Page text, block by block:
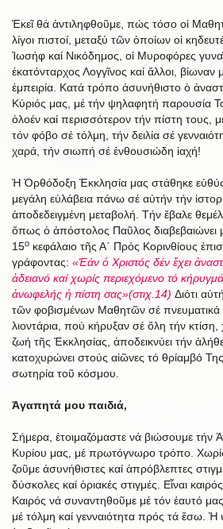
Ἐκεῖ θά ἀντιληφθοῦμε, πώς τόσο οἱ
λίγοι πιστοί, μεταξύ τῶν ὁποίων οἱ
Ἰωσήφ καί Νικόδημος, οἱ Μυροφόρες
ἑκατόνταρχος Λογγῖνος καί ἄλλοι,
ἐμπειρία. Κατά τρόπο ἀσυνήθιστο ὁ
Κύριός μας, μέ τήν ψηλαφητή παρουσία
ὁλοέν καί περισσότερον τήν πίστη τους,
τόν φόβο σέ τόλμη, τήν δειλία σέ
χαρά, τήν σιωπή σέ ἐνθουσιώδη ἰαχή!
Ἡ Ὀρθόδοξη Ἐκκλησία μας στάθηκε
μεγάλη εὐλάβεια πάνω σέ αὐτήν τήν
ἀποδεδειγμένη μεταβολή. Τήν ἔβαλε
ὅπως ὁ ἀπόστολος Παῦλος διαβεβαιώνει
15ο κεφάλαιο τῆς Α΄ Πρός Κορινθίους
γράφοντας: «Ἐάν ὁ Χριστός δέν ἔχει
ἀδειανό καί χωρίς περιεχόμενο τό
ἀνωφελής ἡ πίστη σας»(στιχ.14) Διότι
τῶν φοβισμένων Μαθητῶν σέ πνευματικά
λιοντάρια, πού κήρυξαν σέ ὅλη τήν κτίση,
ζωή τῆς Ἐκκλησίας, ἀποδεικνύει τήν
κατοχυρώνει στούς αἰῶνες τό θρίαμβό
σωτηρία τοῦ κόσμου.
Ἀγαπητά μου παιδιά,
Σήμερα, ἐτοιμαζόμαστε νά βιώσουμε τήν
Κυρίου μας, μέ πρωτόγνωρο τρόπο.
ζοῦμε ἀσυνήθιστες καί ἀπρόβλεπτες
δύσκολες καί ὁριακές στιγμές. Εἶναι
Καιρός νά συναντηθοῦμε μέ τόν ἑαυτό
μέ τόλμη καί γενναιότητα πρός τά ἔσω. Ἡ